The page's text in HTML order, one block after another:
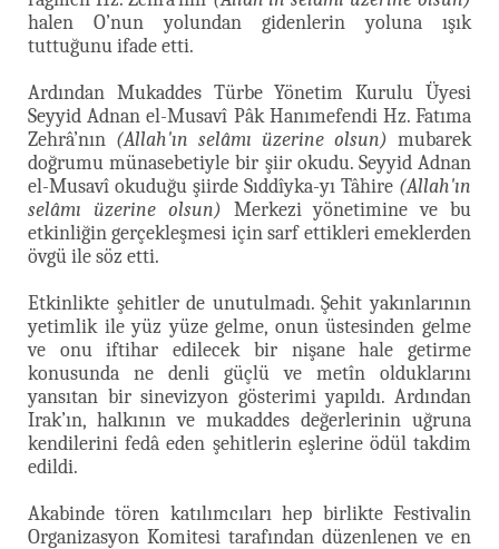
halen O’nun yolundan gidenlerin yoluna ışık
tuttuğunu ifade etti.
Ardından Mukaddes Türbe Yönetim Kurulu Üyesi
Seyyid Adnan el-Musavî Pâk Hanımefendi Hz. Fatıma
Zehrâ’nın (Allah'ın selâmı üzerine olsun) mubarek
doğrumu münasebetiyle bir şiir okudu. Seyyid Adnan
el-Musavî okuduğu şiirde Sıddîyka-yı Tâhire (Allah'ın
selâmı üzerine olsun) Merkezi yönetimine ve bu
etkinliğin gerçekleşmesi için sarf ettikleri emeklerden
övgü ile söz etti.
Etkinlikte şehitler de unutulmadı. Şehit yakınlarının
yetimlik ile yüz yüze gelme, onun üstesinden gelme
ve onu iftihar edilecek bir nişane hale getirme
konusunda ne denli güçlü ve metîn olduklarını
yansıtan bir sinevizyon gösterimi yapıldı. Ardından
Irak’ın, halkının ve mukaddes değerlerinin uğruna
kendilerini fedâ eden şehitlerin eşlerine ödül takdim
edildi.
Akabinde tören katılımcıları hep birlikte Festivalin
Organizasyon Komitesi tarafından düzenlenen ve en